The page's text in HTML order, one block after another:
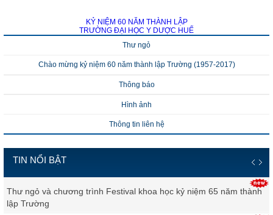
KỶ NIỆM 60 NĂM THÀNH LẬP
TRƯỜNG ĐẠI HỌC Y DƯỢC HUẾ
Thư ngỏ
Chào mừng kỷ niệm 60 năm thành lập Trường (1957-2017)
Thông báo
Hình ảnh
Thông tin liên hệ
TIN NỔI BẬT
Thư ngỏ và chương trình Festival khoa học kỷ niệm 65 năm thành
lập Trường